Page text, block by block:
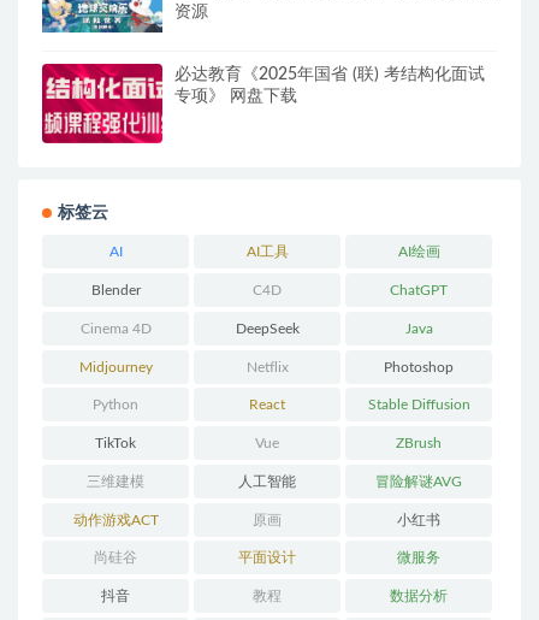
资源
必达教育《2025年国省 (联) 考结构化面试
专项》 网盘下载
标签云
AI AI工具 AI绘画
Blender C4D ChatGPT
Cinema 4D DeepSeek Java
Midjourney Netflix Photoshop
Python React Stable Diffusion
TikTok Vue ZBrush
三维建模 人工智能 冒险解谜AVG
动作游戏ACT 原画 小红书
尚硅谷 平面设计 微服务
抖音 教程 数据分析